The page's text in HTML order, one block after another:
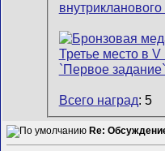
Всего наград: 5
Re: